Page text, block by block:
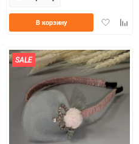
Добавить
В корзину
SALE